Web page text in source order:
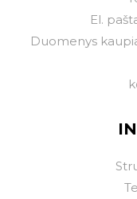
El.
Duomenys